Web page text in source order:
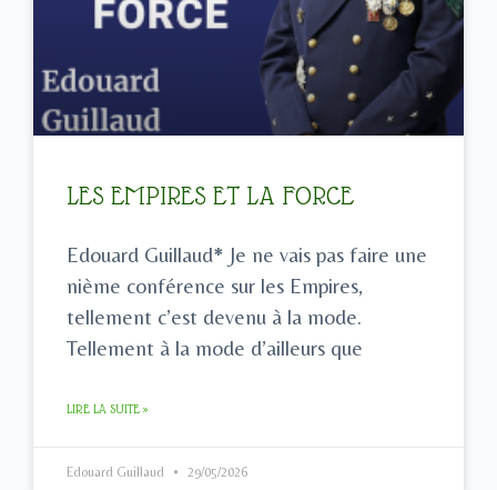
LES EMPIRES ET LA FORCE
Edouard Guillaud* Je ne vais pas faire une
nième conférence sur les Empires,
tellement c’est devenu à la mode.
Tellement à la mode d’ailleurs que
LIRE LA SUITE »
Edouard Guillaud 29/05/2026